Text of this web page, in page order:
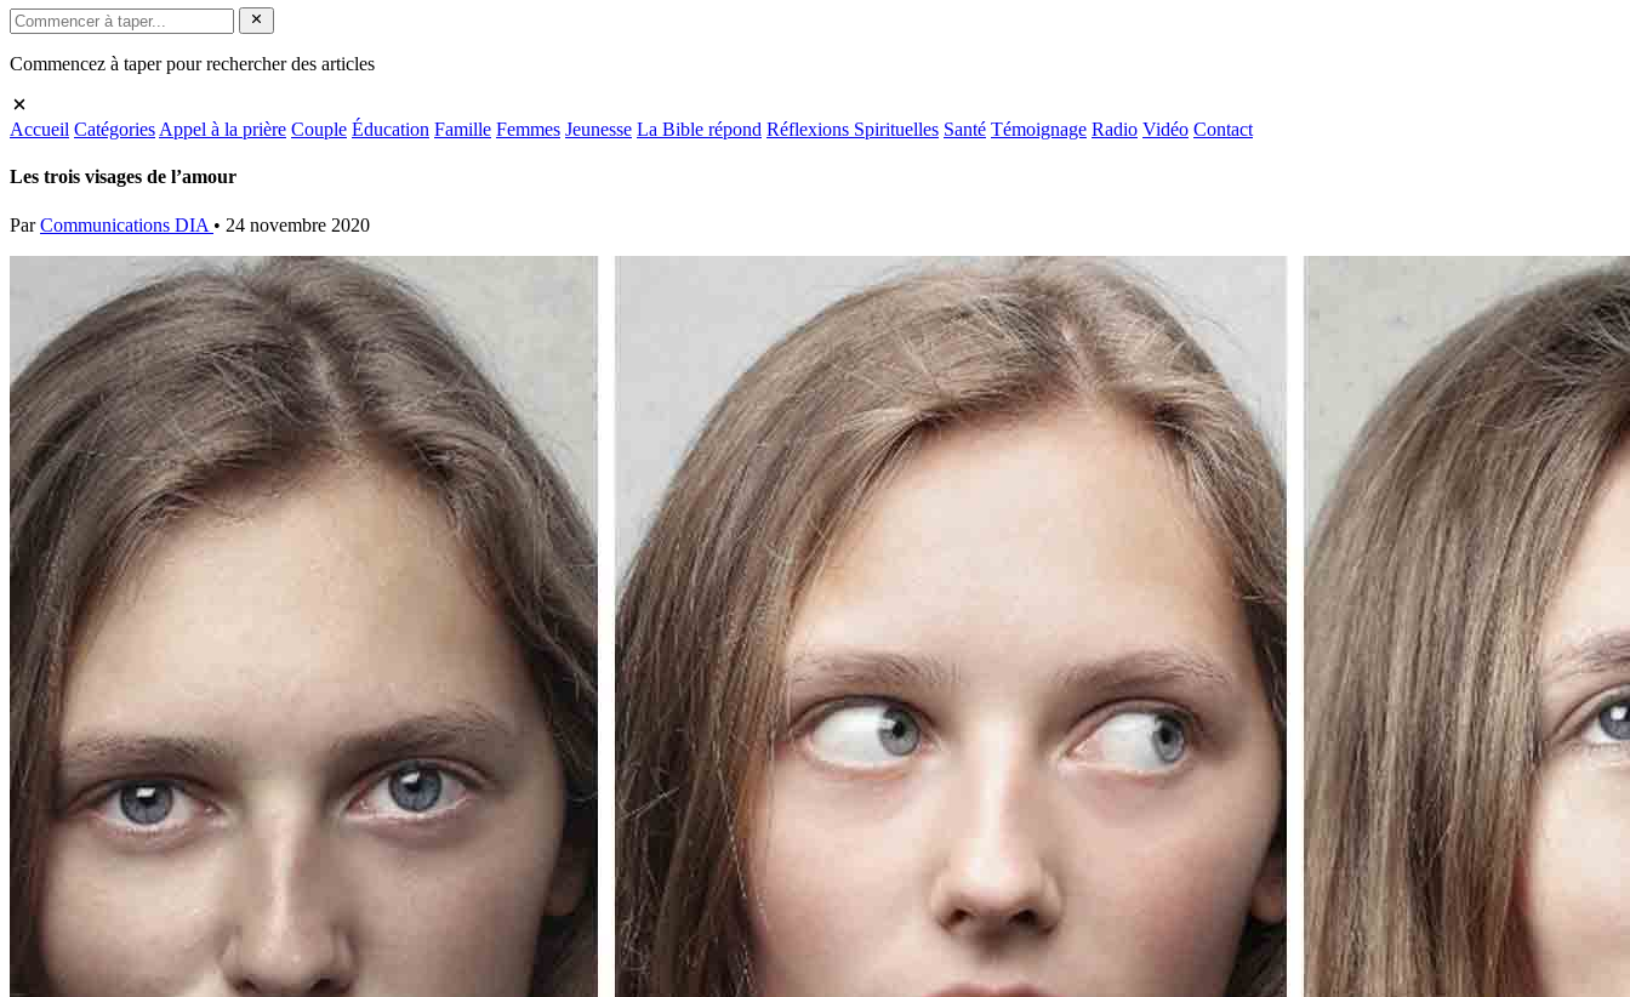
Commencez à taper pour rechercher des articles
Accueil Catégories Appel à la prière Couple Éducation Famille Femmes Jeunesse La Bible répond Réflexions Spirituelles Santé Témoignage Radio Vidéo Contact
Les trois visages de l’amour
Par Communications DIA • 24 novembre 2020